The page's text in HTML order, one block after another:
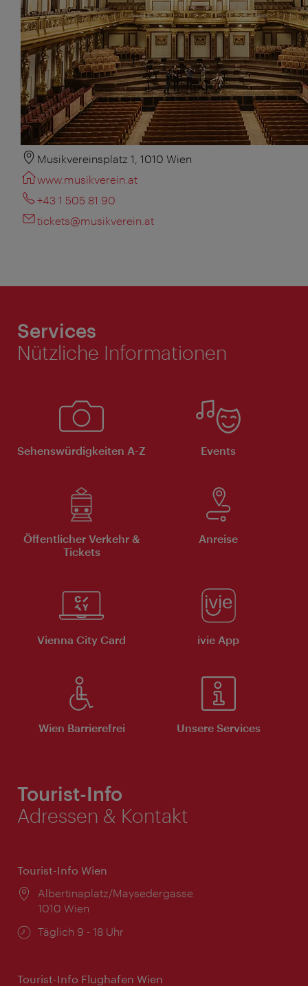
Musikvereinsplatz 1, 1010 Wien
www.musikverein.at
+43 1 505 81 90
tickets@musikverein.at
Services
Nützliche Informationen
Sehenswürdigkeiten A-Z Events
Öffentlicher Verkehr &
Tickets
Anreise
Vienna City Card ivie App
Wien Barrierefrei Unsere Services
Tourist-Info
Adressen & Kontakt
Tourist-Info Wien
Ort:
Albertinaplatz/Maysedergasse
1010 Wien
Öffnungszeiten:
Täglich 9 - 18 Uhr
Tourist-Info Flughafen Wien